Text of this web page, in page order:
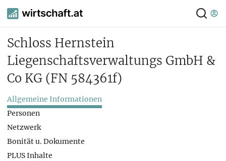
Schloss Hernstein
Liegenschaftsverwaltungs GmbH &
Co KG (FN 584361f)
Allgemeine Informationen
Personen
Netzwerk
Bonität u. Dokumente
PLUS Inhalte